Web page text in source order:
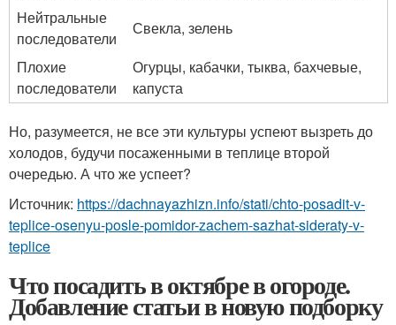
Нейтральные
последователи
Свекла, зелень
Плохие
последователи
Огурцы, кабачки, тыква, бахчевые,
капуста
Но, разумеется, не все эти культуры успеют вызреть до
холодов, будучи посаженными в теплице второй
очередью. А что же успеет?
Источник: https://dachnayazhizn.info/stati/chto-posadit-v-
teplice-osenyu-posle-pomidor-zachem-sazhat-sideraty-v-
teplice
Что посадить в октябре в огороде.
Добавление статьи в новую подборку